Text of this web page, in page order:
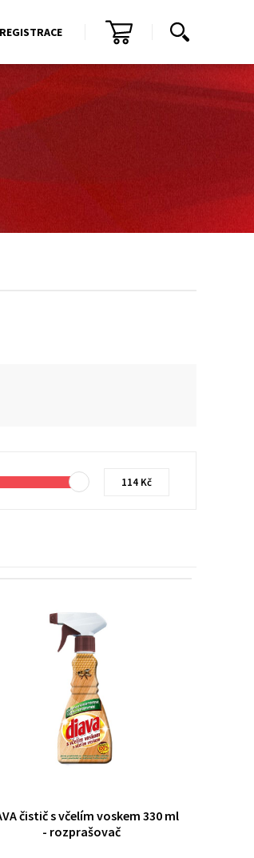
čistič s včelím voskem 330 ml
- rozprašovač
REGISTRACE